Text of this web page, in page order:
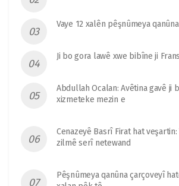
Vaye 12 xalên pêşnûmeya
Ji bo gora lawê xwe bibîne ji
Abdullah Ocalan: Avêtina gavê ji
xizmeteke mezin e
Cenazeyê Basrî Firat hat
zilmê serî netewand
Pêşnûmeya qanûna çarçoveyî